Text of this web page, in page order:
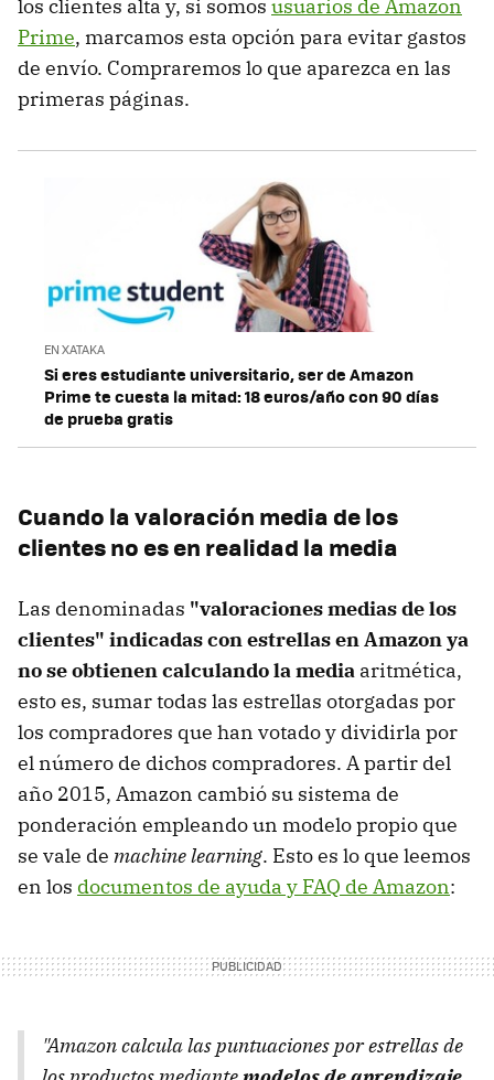
los clientes alta y, si somos usuarios de Amazon
Prime, marcamos esta opción para evitar gastos
de envío. Compraremos lo que aparezca en las
primeras páginas.
EN XATAKA
Si eres estudiante universitario, ser de Amazon
Prime te cuesta la mitad: 18 euros/año con 90 días
de prueba gratis
Cuando la valoración media de los
clientes no es en realidad la media
Las denominadas "valoraciones medias de los
clientes" indicadas con estrellas en Amazon ya
no se obtienen calculando la media aritmética,
esto es, sumar todas las estrellas otorgadas por
los compradores que han votado y dividirla por
el número de dichos compradores. A partir del
año 2015, Amazon cambió su sistema de
ponderación empleando un modelo propio que
se vale de machine learning. Esto es lo que leemos
en los documentos de ayuda y FAQ de Amazon:
"Amazon calcula las puntuaciones por estrellas de